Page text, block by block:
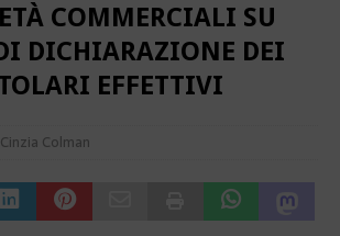
COMMERCIALI SU
DICHIARAZIONE DEI
EFFETTIVI
Cinzia Colman